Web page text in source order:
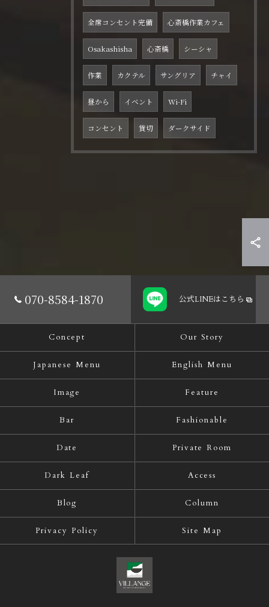
全席コンセント完備 心斎橋作業カフェ
Osakashisha 心斎橋 シーシャ
作業 カクテル サングリア チャイ
昼から イベント Wi-Fi
コンセント 貸切 ダークサイド
070-8584-1870 公式LINEはこちら
Concept Our Story
Japanese Menu English Menu
Image Feature
Bar Fashionable
Date Private Room
Dark Leaf Access
Blog Column
Privacy Policy Site Map